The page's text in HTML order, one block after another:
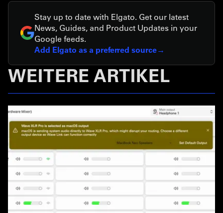
Stay up to date with Elgato. Get our latest
News, Guides, and Product Updates in your
Google feeds.
Add Elgato as a preferred source
WEITERE ARTIKEL